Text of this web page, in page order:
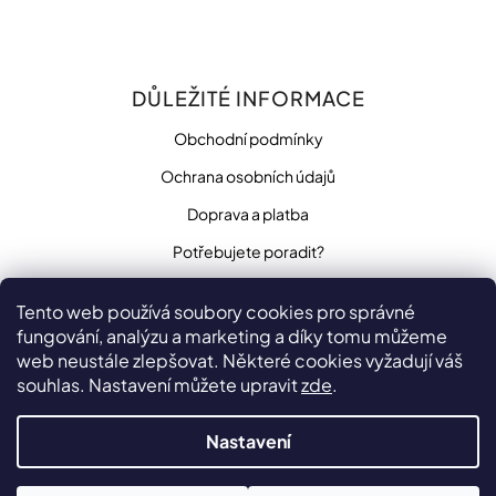
Tento web používá soubory cookies pro správné
fungování, analýzu a marketing a díky tomu můžeme
web neustále zlepšovat. Některé cookies vyžadují váš
souhlas. Nastavení můžete upravitzde.
Nastavení
DŮLEŽITÉ INFORMACE
Obchodní podmínky
Ochrana osobních údajů
Doprava a platba
Potřebujete poradit?
SLEDUJTE NÁS
Vytvořilo na platformě ShoptetCopyright 2026